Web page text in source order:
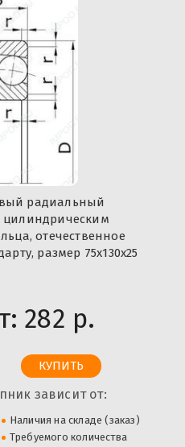
радиальный
цилиндрическим
отечественное
размер 75x130x25
282 р.
зависит от:
Наличия на складе (заказ)
Требуемого количества